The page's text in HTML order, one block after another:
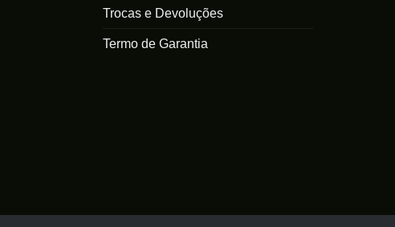
Trocas e Devoluções
Termo de Garantia